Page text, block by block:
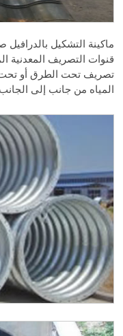
ماكينة التشكيل
قنوات التصريف المعدنية
تصريف تحت الطرق أو
المياه من جانب إلى